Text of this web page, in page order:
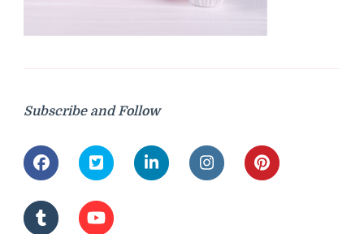
Subscribe and Follow